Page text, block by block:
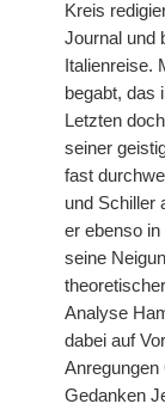
Kreis
Journal und
Italienreise.
begabt, das
Letzten
seiner
fast
und Schiller
er ebenso
seine
Analyse
dabei auf
Anregungen
Gedanken